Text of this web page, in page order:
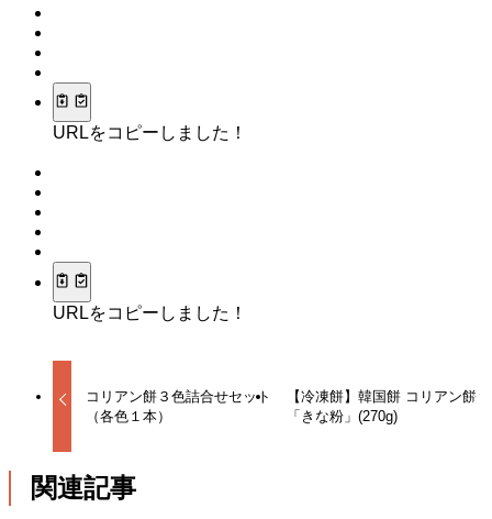
URLをコピーしました！
URLをコピーしました！
コリアン餅３色詰合せセット
（各色１本）
【冷凍餅】韓国餅 コリアン餅
「きな粉」(270g)
関連記事